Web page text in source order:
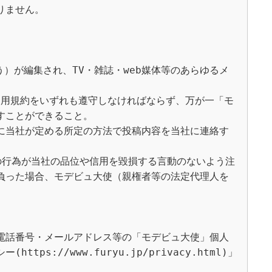
せん。
編集され、TV・雑誌・web媒体等のあらゆるメ
約をいずれも遵守しなければならず、万が一「モ
とができること。
社が定める所定の方法で投稿内容を当社に連絡す
為が当社の品位や信用を毀損する言動のないよう注
た場合、モデビュ大使（親権者等の法定代理人を
番号・メールアドレス等の「モデビュ大使」個人
ーポリシー(https://www.furyu.jp/privacy.html)」